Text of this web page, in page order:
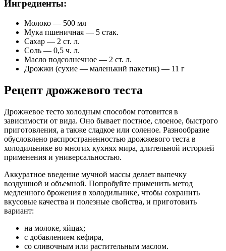
Ингредиенты:
Молоко — 500 мл
Мука пшеничная — 5 стак.
Сахар — 2 ст. л.
Соль — 0,5 ч. л.
Масло подсолнечное — 2 ст. л.
Дрожжи (сухие — маленький пакетик) — 11 г
Рецепт дрожжевого теста
Дрожжевое тесто холодным способом готовится в
зависимости от вида. Оно бывает постное, слоеное, быстрого
приготовления, а также сладкое или соленое. Разнообразие
обусловлено распространенностью дрожжевого теста в
холодильнике во многих кухнях мира, длительной историей
применения и универсальностью.
Аккуратное введение мучной массы делает выпечку
воздушной и объемной. Попробуйте применить метод
медленного брожения в холодильнике, чтобы сохранить
вкусовые качества и полезные свойства, и приготовить
вариант:
на молоке, яйцах;
с добавлением кефира,
со сливочным или растительным маслом.